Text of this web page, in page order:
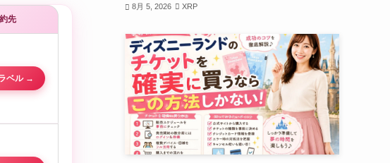
先
ベル →
8月 5, 2026 XRP